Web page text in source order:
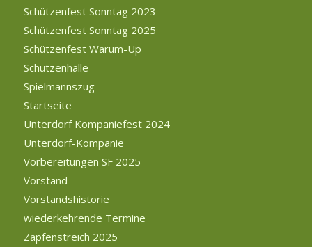
Schützenfest Sonntag 2023
Schützenfest Sonntag 2025
Schützenfest Warum-Up
Schützenhalle
Spielmannszug
Startseite
Unterdorf Kompaniefest 2024
Unterdorf-Kompanie
Vorbereitungen SF 2025
Vorstand
Vorstandshistorie
wiederkehrende Termine
Zapfenstreich 2025